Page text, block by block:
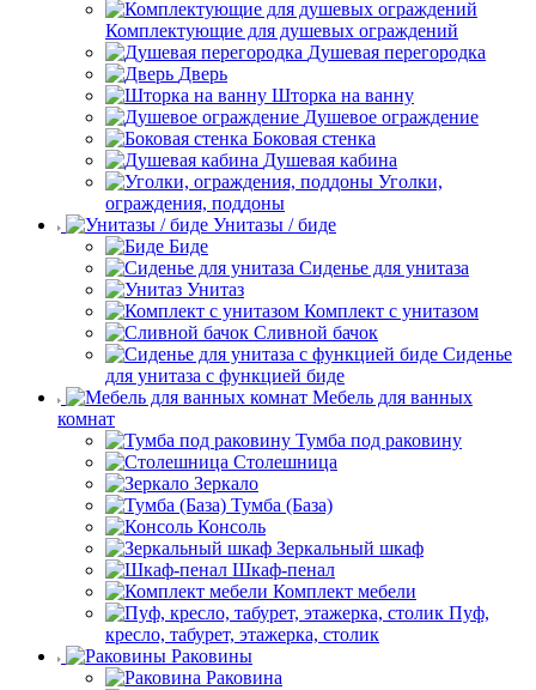
Комплектующие для душевых ограждений
Душевая перегородка
Дверь
Шторка на ванну
Душевое ограждение
Боковая стенка
Душевая кабина
Уголки,
ограждения, поддоны
Унитазы / биде
Биде
Сиденье для унитаза
Унитаз
Комплект с унитазом
Сливной бачок
Сиденье
для унитаза с функцией биде
Мебель для ванных
комнат
Тумба под раковину
Столешница
Зеркало
Тумба (База)
Консоль
Зеркальный шкаф
Шкаф-пенал
Комплект мебели
Пуф,
кресло, табурет, этажерка, столик
Раковины
Раковина